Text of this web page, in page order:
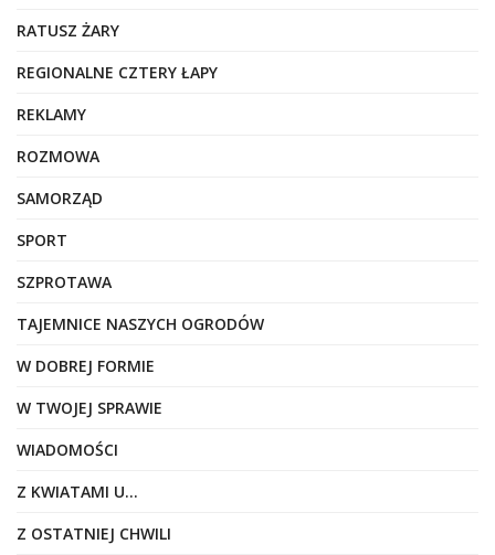
RATUSZ ŻARY
REGIONALNE CZTERY ŁAPY
REKLAMY
ROZMOWA
SAMORZĄD
SPORT
SZPROTAWA
TAJEMNICE NASZYCH OGRODÓW
W DOBREJ FORMIE
W TWOJEJ SPRAWIE
WIADOMOŚCI
Z KWIATAMI U…
Z OSTATNIEJ CHWILI